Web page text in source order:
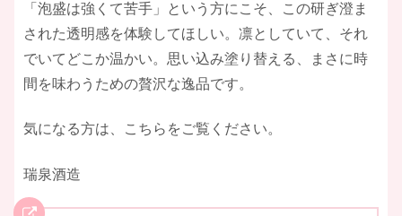
「泡盛は強くて苦手」という方にこそ、この研ぎ澄ま
された透明感を体験してほしい。凛としていて、それ
でいてどこか温かい。思い込み塗り替える、まさに時
間を味わうための贅沢な逸品です。
気になる方は、こちらをご覧ください。
瑞泉酒造